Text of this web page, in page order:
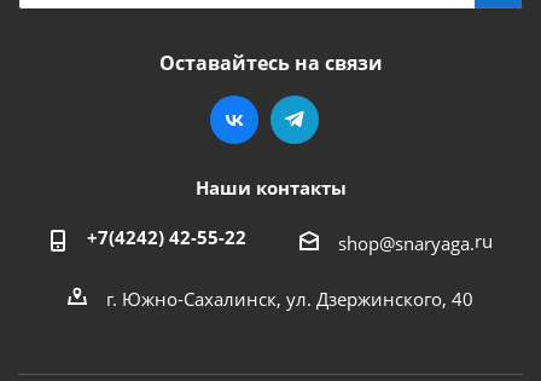
Оставайтесь на связи
Наши контакты
+7(4242) 42-55-22 shop@snaryaga.ru
г. Южно-Сахалинск, ул. Дзержинского, 40